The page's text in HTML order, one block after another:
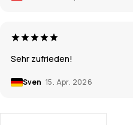
Sehr zufrieden!
Sven 15. Apr. 2026